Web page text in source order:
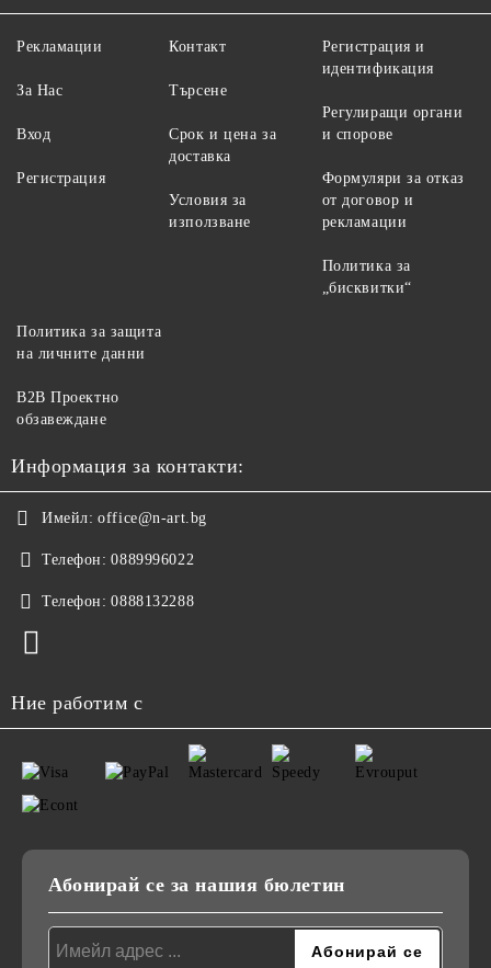
Рекламации
За Нас
Вход
Регистрация
Контакт
Търсене
Срок и цена за
доставка
Условия за
използване
Регистрация и
идентификация
Регулиращи органи
и спорове
Формуляри за отказ
от договор и
рекламации
Политика за
„бисквитки“
Политика за защита
на личните данни
B2B Проектно
обзавеждане
Информация за контакти:
Имейл: office@n-art.bg
Телефон: 0889996022
Телефон: 0888132288
Ние работим с
Абонирай се за нашия бюлетин